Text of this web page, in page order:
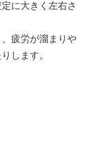
に大きく左右さ
疲労が溜まりや
します。